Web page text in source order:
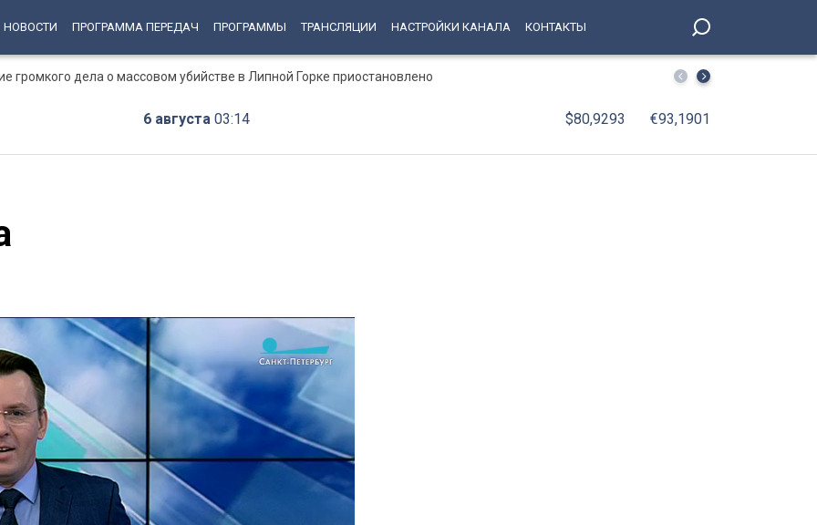
НОВОСТИ ПРОГРАММА ПЕРЕДАЧ ПРОГРАММЫ ТРАНСЛЯЦИИ НАСТРОЙКИ КАНАЛА КОНТАКТЫ
громкого дела о массовом убийстве в Липной Горке приостановлено В Петербурге принят Единый стандарт обслуживания
6 августа 03:14 $80,9293 €93,1901